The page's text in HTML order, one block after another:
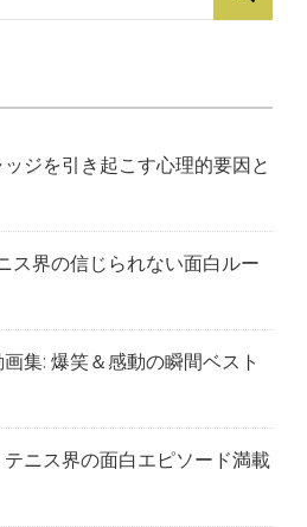
ジを引き起こす心理的要因と
ス界の信じられない面白ルー
集: 爆笑＆感動の瞬間ベスト
ニス界の面白エピソード満載